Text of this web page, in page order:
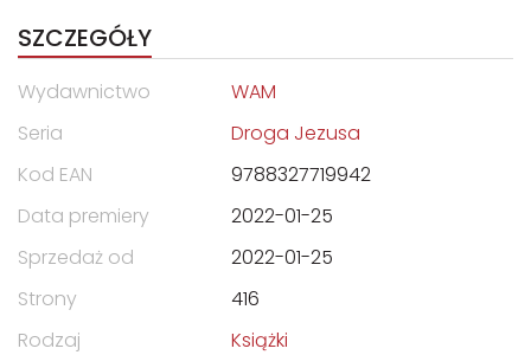
SZCZEGÓŁY
Wydawnictwo
WAM
Seria
Droga Jezusa
Kod EAN
9788327719942
Data premiery
2022-01-25
Sprzedaż od
2022-01-25
Strony
416
Rodzaj
Książki